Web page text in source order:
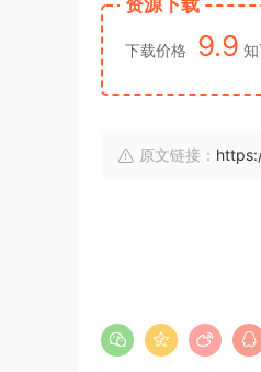
下载价格 9.9
原文链接：